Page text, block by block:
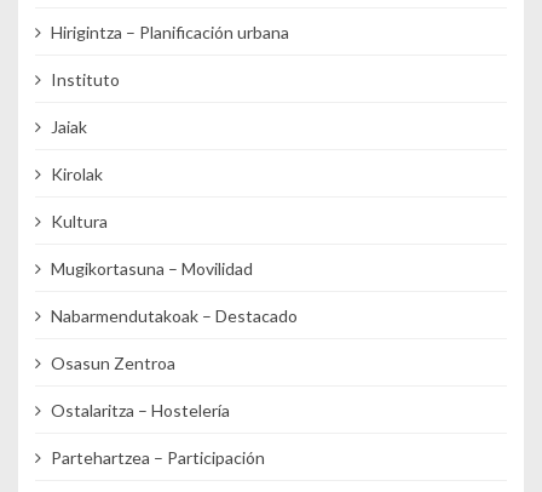
Hirigintza – Planificación urbana
Instituto
Jaiak
Kirolak
Kultura
Mugikortasuna – Movilidad
Nabarmendutakoak – Destacado
Osasun Zentroa
Ostalaritza – Hostelería
Partehartzea – Participación